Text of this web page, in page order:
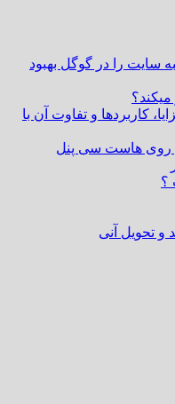
سایت را در گوگل بهبود
کاربردها و تفاوت آن با
روی هاست سی پنل
و تحویل آنی